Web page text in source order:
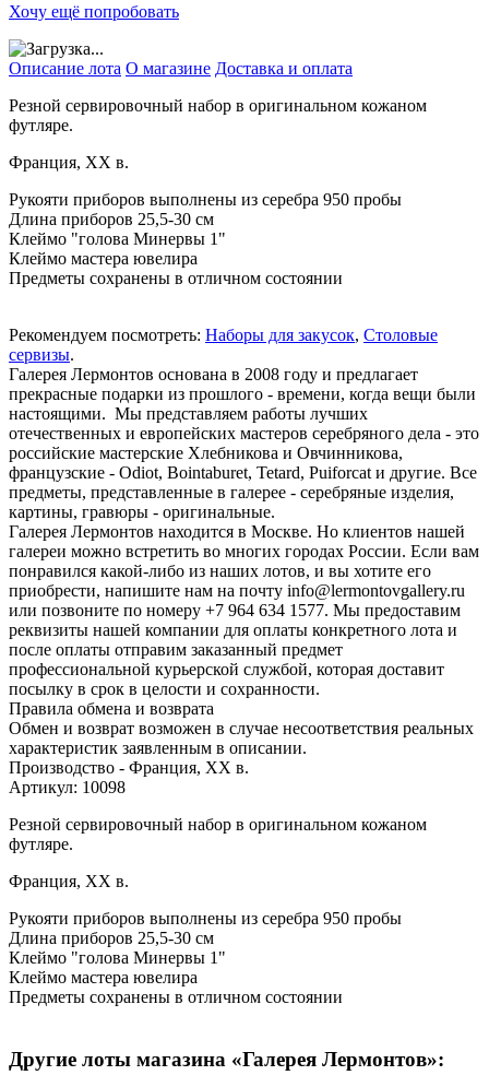
Хочу ещё попробовать
Описание лота О магазине Доставка и оплата
Резной сервировочный набор в оригинальном кожаном
футляре.
Франция, ХХ в.
Рукояти приборов выполнены из серебра 950 пробы
Длина приборов 25,5-30 см
Клеймо "голова Минервы 1"
Клеймо мастера ювелира
Предметы сохранены в отличном состоянии
Рекомендуем посмотреть: Наборы для закусок, Столовые
сервизы.
Галерея Лермонтов основана в 2008 году и предлагает
прекрасные подарки из прошлого - времени, когда вещи были
настоящими. Мы представляем работы лучших
отечественных и европейских мастеров серебряного дела - это
российские мастерские Хлебникова и Овчинникова,
французские - Odiot, Bointaburet, Tetard, Puiforcat и другие. Все
предметы, представленные в галерее - серебряные изделия,
картины, гравюры - оригинальные.
Галерея Лермонтов находится в Москве. Но клиентов нашей
галереи можно встретить во многих городах России. Если вам
понравился какой-либо из наших лотов, и вы хотите его
приобрести, напишите нам на почту info@lermontovgallery.ru
или позвоните по номеру +7 964 634 1577. Мы предоставим
реквизиты нашей компании для оплаты конкретного лота и
после оплаты отправим заказанный предмет
профессиональной курьерской службой, которая доставит
посылку в срок в целости и сохранности.
Правила обмена и возврата
Обмен и возврат возможен в случае несоответствия реальных
характеристик заявленным в описании.
Производство - Франция, ХХ в.
Артикул: 10098
Резной сервировочный набор в оригинальном кожаном
футляре.
Франция, ХХ в.
Рукояти приборов выполнены из серебра 950 пробы
Длина приборов 25,5-30 см
Клеймо "голова Минервы 1"
Клеймо мастера ювелира
Предметы сохранены в отличном состоянии
Другие лоты магазина «Галерея Лермонтов»: